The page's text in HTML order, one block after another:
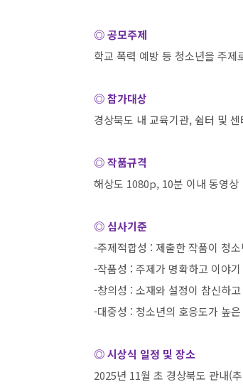
◎ 공모주제
학교 폭력 예방 등 청소년을 주제
◎ 참가대상
경상북도 내 교육기관, 쉼터 및
◎ 작품규격
해상도 1080p, 10분 이내 동영상
◎ 심사기준
-주제적합성 : 제출한 작품이 청
-작품성 : 주제가 명확하고 이야기
-창의성 : 소재와 설정이 참신하
-대중성 : 청소년의 호응도가 높
◎ 시상식 일정 및 장소
2025년 11월 초 경상북도 관내(